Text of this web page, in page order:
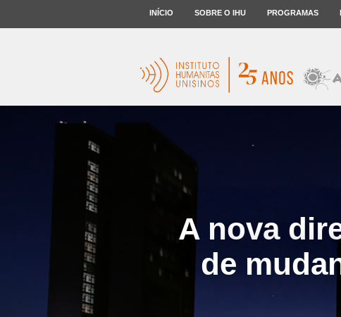
INÍCIO SOBRE O IHU PROGRAMAS
A nova
de